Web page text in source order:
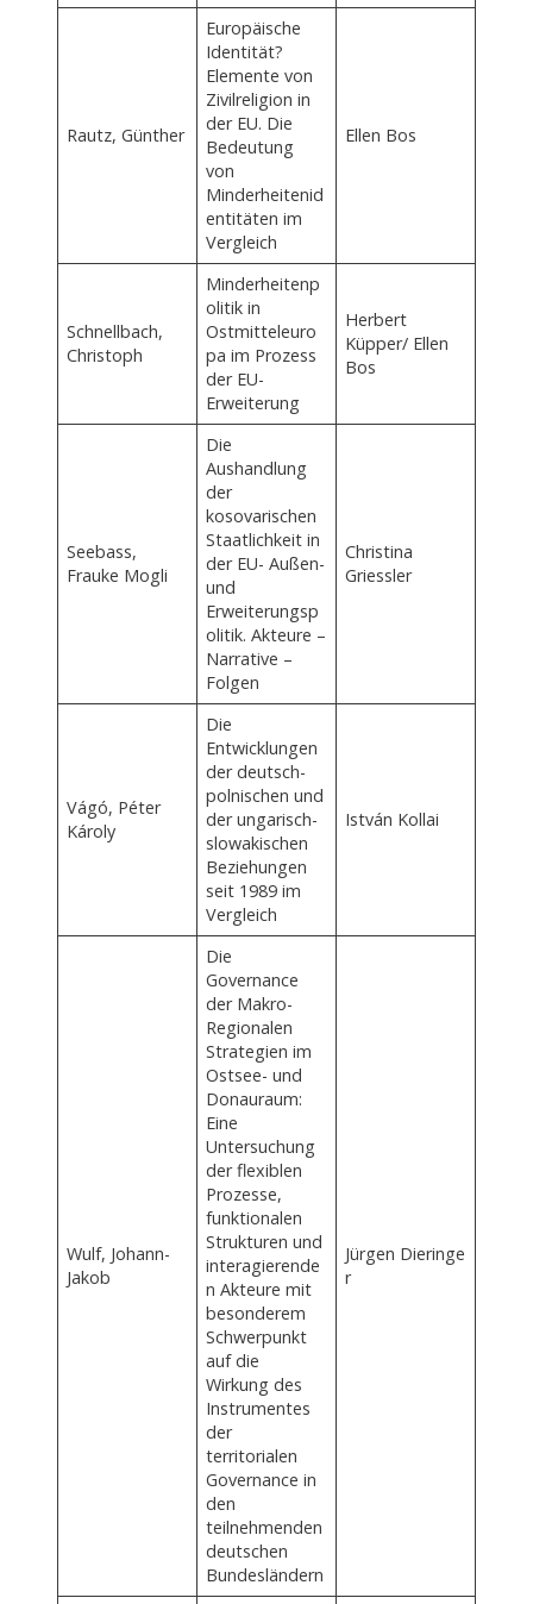
Rautz, Günther
Europäische
Identität?
Elemente von
Zivilreligion in
der EU. Die
Bedeutung
von
Minderheitenid
entitäten im
Vergleich
Ellen Bos
Schnellbach,
Christoph
Minderheitenp
olitik in
Ostmitteleuro
pa im Prozess
der EU-
Erweiterung
Herbert
Küpper/ Ellen
Bos
Seebass,
Frauke Mogli
Die
Aushandlung
der
kosovarischen
Staatlichkeit in
der EU- Außen-
und
Erweiterungsp
olitik. Akteure –
Narrative –
Folgen
Christina
Griessler
Vágó, Péter
Károly
Die
Entwicklungen
der deutsch-
polnischen und
der ungarisch-
slowakischen
Beziehungen
seit 1989 im
Vergleich
István Kollai
Wulf, Johann-
Jakob
Die
Governance
der Makro-
Regionalen
Strategien im
Ostsee- und
Donauraum:
Eine
Untersuchung
der flexiblen
Prozesse,
funktionalen
Strukturen und
interagierende
n Akteure mit
besonderem
Schwerpunkt
auf die
Wirkung des
Instrumentes
der
territorialen
Governance in
den
teilnehmenden
deutschen
Bundesländern
Jürgen Dieringe
r